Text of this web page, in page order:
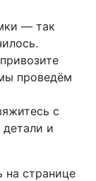
— так
проведём
с
и
на странице